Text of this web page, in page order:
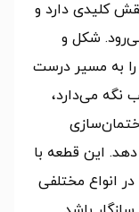
کلیدی دارد و
شکل و
به مسیر درست
نگه می‌دارد،
این قطعه با
انواع مختلفی